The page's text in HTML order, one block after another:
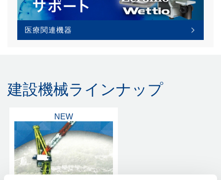
医療関連機器
建設機械ラインナップ
NEW